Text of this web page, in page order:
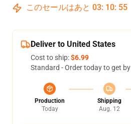
このセールはあと 03: 10: 54
Deliver to United States
Cost to ship:$6.99
Standard - Order today to get by
Production
Today
Shipping
Aug. 12